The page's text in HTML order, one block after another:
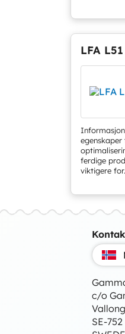
LFA L51
ferdige
viktigere
c/o
SE-